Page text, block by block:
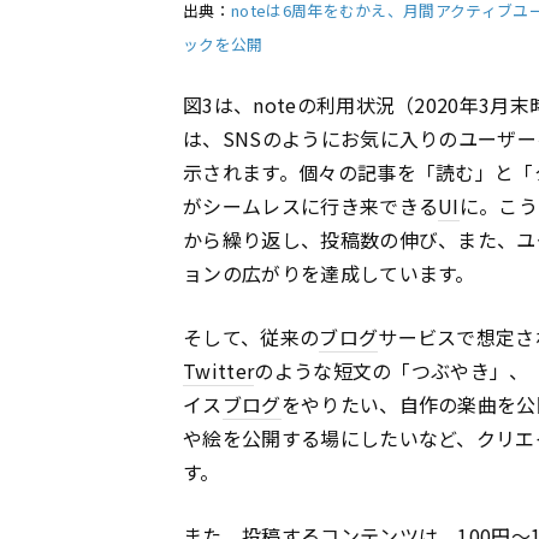
出典： noteは6周年をむかえ、月間アクティブユ
ックを公開
図3は、noteの利用状況（2020年3月
は、SNSのようにお気に入りのユーザ
示されます。個々の記事を「読む」と
がシームレスに行き来できるUIに。こ
から繰り返し、投稿数の伸び、また、
ョンの広がりを達成しています。
そして、従来のブログサービスで想定
Twitterのような短文の「つぶやき」
イスブログをやりたい、自作の楽曲を
や絵を公開する場にしたいなど、クリ
す。